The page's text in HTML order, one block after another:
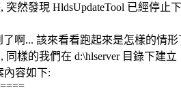
然發現 HldsUpdateTool 已經停止
啊... 該來看看跑起來是怎樣的情形
同樣的我們在 d:\hlserver 目錄下建立
內容如下: